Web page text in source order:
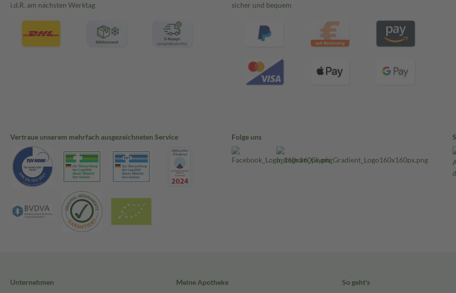
i.d.R. am nächsten Werktag
sicher und bequem
Vertraue unserem mehrfach ausgezeichneten Service Folge uns
Unternehmen
Meine Apotheke
So geht's